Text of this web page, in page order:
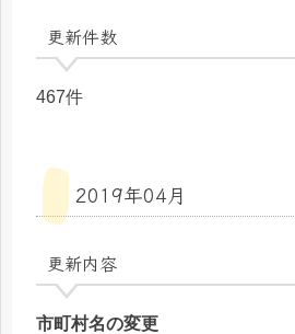
更新件数
467件
2019年04月
更新内容
市町村名の変更